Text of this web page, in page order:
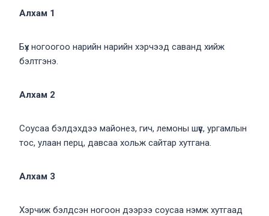
Алхам 1
Бүх ногоогоо нарийн нарийн хэрчээд саванд хийж
бэлтгэнэ.
Алхам 2
Соусаа бэлдэхдээ майонез, гич, лемоны шүүс, ургамлын
тос, улаан перц, давсаа хольж сайтар хутгана.
Алхам 3
Хэрчиж бэлдсэн ногоон дээрээ соусаа нэмж хутгаад